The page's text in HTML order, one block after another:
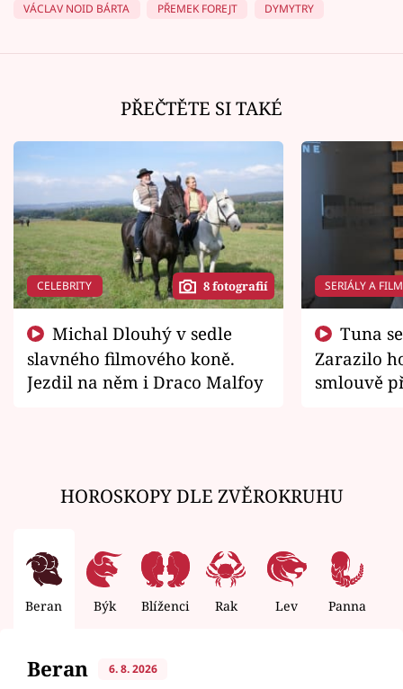
VÁCLAV NOID BÁRTA
PŘEMEK FOREJT DYMYTRY
PŘEČTĚTE SI TAKÉ
CELEBRITY 8 fotografií
slavného filmového koně.
Jezdil na něm i Draco Malfoy
SERIÁLY A
Zarazilo
smlouvě
HOROSKOPY DLE ZVĚROKRUHU
Beran Býk Blíženci Rak Lev Panna
Beran 6. 8. 2026